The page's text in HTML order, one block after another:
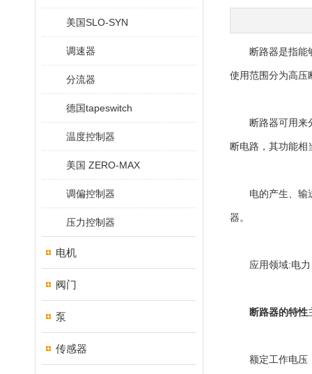
美国SLO-SYN
调速器
分流器
德国tapeswitch
温度控制器
美国 ZERO-MAX
调偏控制器
压力控制器
电机
阀门
泵
传感器
断路器是指能够
使用范围分为高压
断路器可用来分
断电路，其功能相
电的产生、输送
器。
应用领域:电力
断路器的特性
额定工作电压：